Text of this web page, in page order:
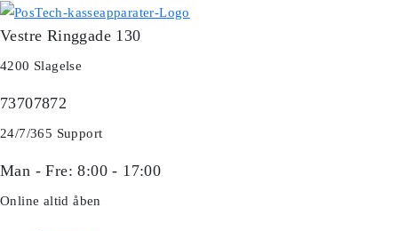
Skip
to
content
Vestre Ringgade 130
4200 Slagelse
73707872
24/7/365 Support
Man - Fre: 8:00 - 17:00
Online altid åben